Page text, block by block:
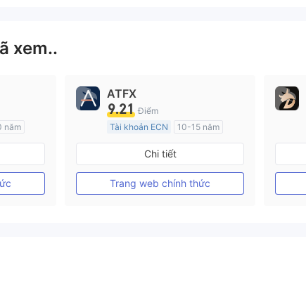
xem..
năm
ATFX
9.21 Điểm
Tài khoản ECN
10-15 năm
Đăng ký tại Nước Úc
MT4 Chính thức
Chi tiết
Trang web chính thức